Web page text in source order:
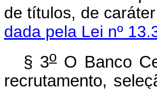
de títulos, de
dada pela Lei nº
§ 3o O Banco
recrutamento,